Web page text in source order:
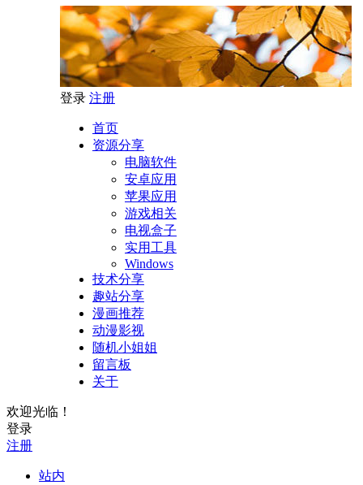
登录 注册
首页
资源分享
电脑软件
安卓应用
苹果应用
游戏相关
电视盒子
实用工具
Windows
技术分享
趣站分享
漫画推荐
动漫影视
随机小姐姐
留言板
关于
欢迎光临！
登录
注册
站内